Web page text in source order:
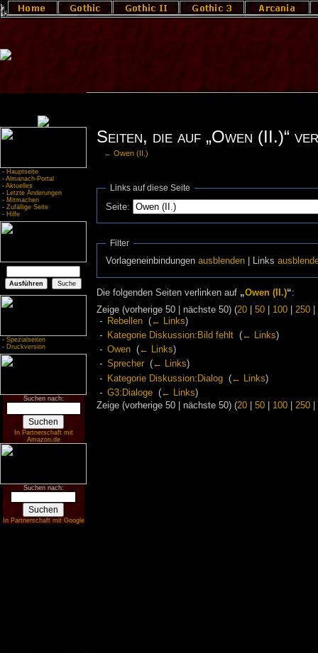
- Hauptseite
- Almanach-Portal
- Aktuelles
- Letzte Änderungen
- Mitmachen
- Zufällige Seite
- Hilfe
- Spezialseiten
- Druckversion
Suchen nach:
In Partnerschaft mit
Amazon.de
Suchen nach:
In Partnerschaft mit Google
Seiten, die auf „Owen (II.)“
←Owen (II.)
Links auf diese Seite
Seite:
Filter
Vorlageneinbindungenausblenden | Links
Die folgenden Seiten verlinken auf „Owen (II.)“:
Zeige (vorherige 50 | nächste 50) (20| 50| 100| 250|
Rebellen‎ (← Links)
Kategorie Diskussion:Bild fehlt‎ (← Links)
Owen‎ (← Links)
Sprecher‎ (← Links)
Kategorie Diskussion:Dialog‎ (← Links)
G3:Dialoge‎ (← Links)
Zeige (vorherige 50 | nächste 50) (20| 50| 100| 250|